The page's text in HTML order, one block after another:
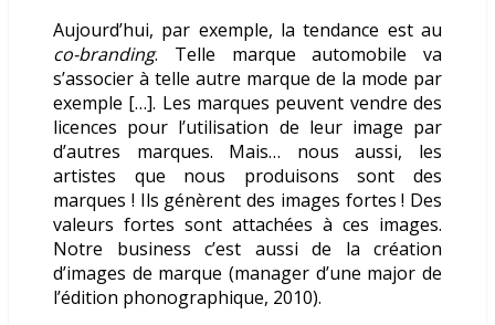
Aujourd’hui, par exemple, la tendance est au
co-branding. Telle marque automobile va
s’associer à telle autre marque de la mode par
exemple […]. Les marques peuvent vendre des
licences pour l’utilisation de leur image par
d’autres marques. Mais… nous aussi, les
artistes que nous produisons sont des
marques ! Ils génèrent des images fortes ! Des
valeurs fortes sont attachées à ces images.
Notre business c’est aussi de la création
d’images de marque (manager d’une major de
l’édition phonographique, 2010).